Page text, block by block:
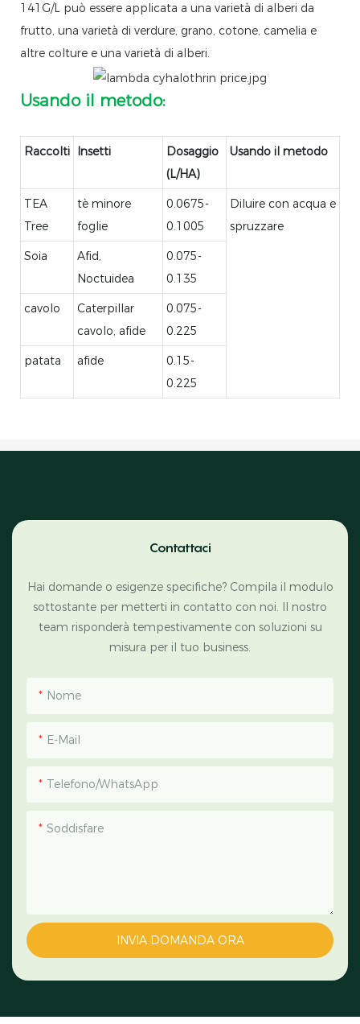
141G/L può essere applicata a una varietà di alberi da
frutto, una varietà di verdure, grano, cotone, camelia e
altre colture e una varietà di alberi.
Usando il metodo:
Raccolti Insetti
Dosaggio
(L/HA)
Usando il metodo
TEA
Tree
tè minore
foglie
0.0675-
0.1005
Diluire con acqua e
spruzzare
Soia
Afid,
Noctuidea
0.075-
0.135
cavolo
Caterpillar
cavolo, afide
0.075-
0.225
patata afide
0.15-
0.225
Contattaci
Hai domande o esigenze specifiche? Compila il modulo
sottostante per metterti in contatto con noi. Il nostro
team risponderà tempestivamente con soluzioni su
misura per il tuo business.
Nome
E-Mail
Telefono/WhatsApp
Soddisfare
INVIA DOMANDA ORA